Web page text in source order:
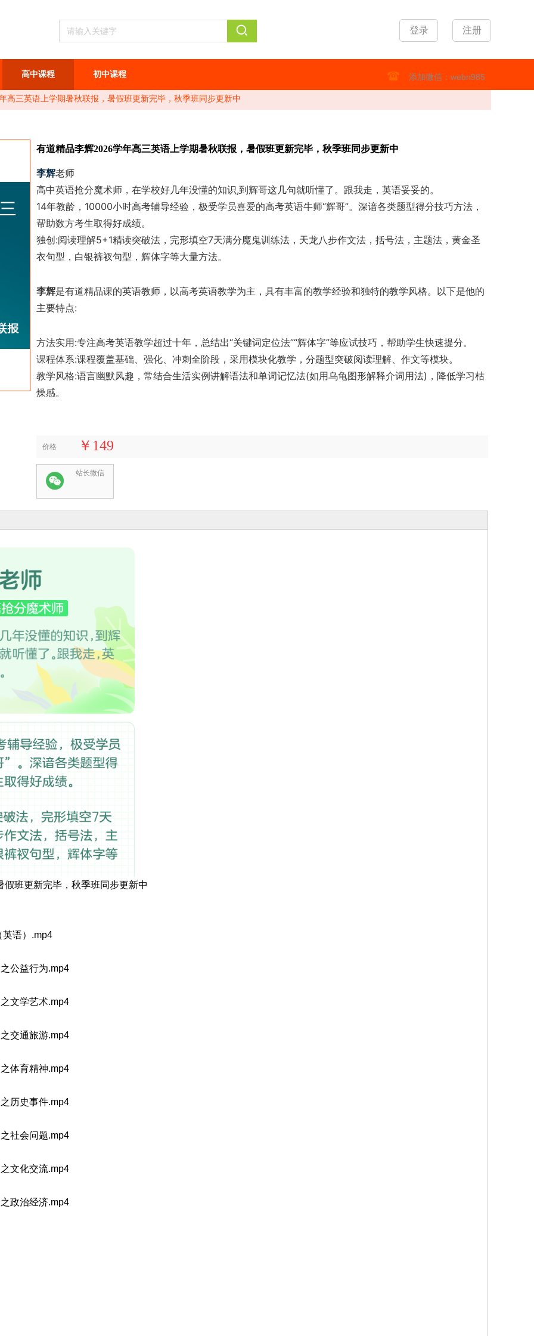
注册
登录
添加微信：webn985
高中课程 初中课程
高三英语上学期暑秋联报，暑假班更新完毕，秋季班同步更新中
有道精品李辉2026学年高三英语上学期暑秋联报，暑假班更新完毕，秋季班同步更新中
李辉老师
高中英语抢分魔术师，在学校好几年没懂的知识,到辉哥这几句就听懂了。跟我走，英语妥妥的。
14年教龄，10000小时高考辅导经验，极受学员喜爱的高考英语牛师“辉哥”。深谙各类题型得分技巧方法，
帮助数方考生取得好成绩。
独创:阅读理解5+1精读突破法，完形填空7天满分魔鬼训练法，天龙八步作文法，括号法，主题法，黄金圣
衣句型，白银裤衩句型，辉体字等大量方法。
李辉是有道精品课的英语教师，以高考英语教学为主，具有丰富的教学经验和独特的教学风格。以下是他的
主要特点:
方法实用:专注高考英语教学超过十年，总结出“关键词定位法”“辉体字”等应试技巧，帮助学生快速提分。
课程体系:课程覆盖基础、强化、冲刺全阶段，采用模块化教学，分题型突破阅读理解、作文等模块。
教学风格:语言幽默风趣，常结合生活实例讲解语法和单词记忆法(如用乌龟图形解释介词用法)，降低学习枯
燥感。
价格 ￥149
站长微信
收藏
班更新完毕，秋季班同步更新中
语）.mp4
公益行为.mp4
文学艺术.mp4
交通旅游.mp4
体育精神.mp4
历史事件.mp4
社会问题.mp4
文化交流.mp4
政治经济.mp4